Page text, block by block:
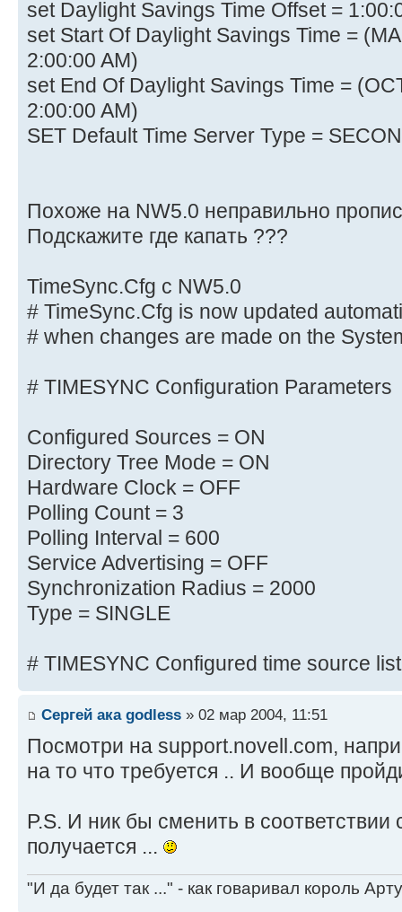
set Daylight Savings Time Offset =
set Start Of Daylight Savings Time =
2:00:00 AM)
set End Of Daylight Savings Time =
2:00:00 AM)
SET Default Time Server Type =
Похоже на NW5.0 неправильно
Подскажите где капать ???
TimeSync.Cfg с NW5.0
# TimeSync.Cfg is now updated
# when changes are made on the
# TIMESYNC Configuration Parameters
Configured Sources = ON
Directory Tree Mode = ON
Hardware Clock = OFF
Polling Count = 3
Polling Interval = 600
Service Advertising = OFF
Synchronization Radius = 2000
Type = SINGLE
# TIMESYNC Configured time source list
Сергей ака godless » 02 мар 2004, 11:51
Посмотри на support.novell.com,
на то что требуется .. И вообще
P.S. И ник бы сменить в
получается ...
"И да будет так ..." - как говаривал король